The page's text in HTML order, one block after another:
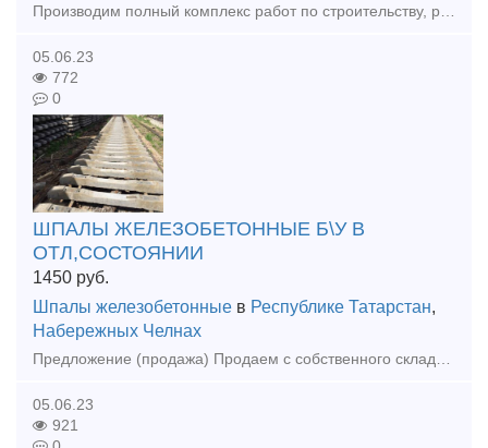
Производим полный комплекс работ по строительству, ремонту, реконструкции и текущему содержанию железнодорожных путей необщего пользования. Все виды работ выполняются квалифицированным персона
05.06.23
772
0
ШПАЛЫ ЖЕЛЕЗОБЕТОННЫЕ Б\У В
ОТЛ,СОСТОЯНИИ
1450 руб.
Шпалы железобетонные в Республике Татарстан,
Набережных Челнах
Предложение (продажа) Продаем с собственного склада шпалы железобетонные б\у в отличном состоянии с креплениями и без креплений. Рельсы все виды.Крепежи жд.
05.06.23
921